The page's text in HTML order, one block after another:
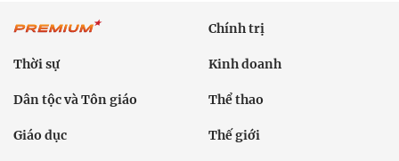
Chính trị
Thời sự Kinh doanh
Dân tộc và Tôn giáo Thể thao
Giáo dục Thế giới